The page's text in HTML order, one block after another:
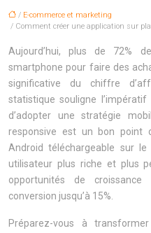
/ E-commerce et marketing
/ Comment créer une application sur
Aujourd’hui, plus de 72%
smartphone pour faire des
significative du chiffre
statistique souligne
d’adopter une stratégie
responsive est un bon point
Android téléchargeable sur
utilisateur plus riche et plus
opportunités de
conversion jusqu’à 15%.
Préparez-vous à